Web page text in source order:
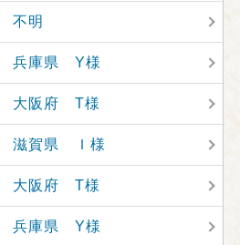
不明
兵庫県 Y様
大阪府 T様
滋賀県 Ｉ様
大阪府 T様
兵庫県 Y様